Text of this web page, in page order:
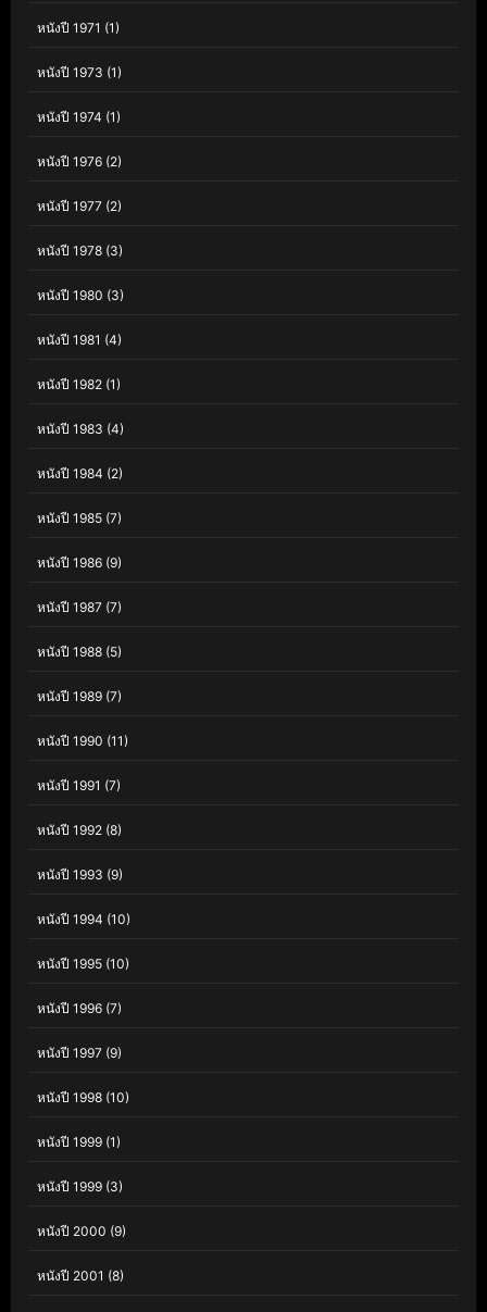
หนังปี 1971 (1)
หนังปี 1973 (1)
หนังปี 1974 (1)
หนังปี 1976 (2)
หนังปี 1977 (2)
หนังปี 1978 (3)
หนังปี 1980 (3)
หนังปี 1981 (4)
หนังปี 1982 (1)
หนังปี 1983 (4)
หนังปี 1984 (2)
หนังปี 1985 (7)
หนังปี 1986 (9)
หนังปี 1987 (7)
หนังปี 1988 (5)
หนังปี 1989 (7)
หนังปี 1990 (11)
หนังปี 1991 (7)
หนังปี 1992 (8)
หนังปี 1993 (9)
หนังปี 1994 (10)
หนังปี 1995 (10)
หนังปี 1996 (7)
หนังปี 1997 (9)
หนังปี 1998 (10)
หนังปี 1999 (1)
หนังปี 1999 (3)
หนังปี 2000 (9)
หนังปี 2001 (8)